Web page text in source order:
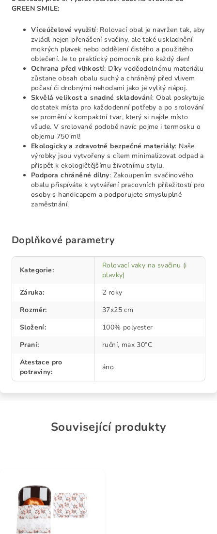
GREEN SMILE:
Víceúčelové využití: Rolovací obal je navržen tak, aby
zvládl nejen přenášení svačiny, ale také uskladnění
mokrých plavek nebo oddělení čistého a použitého
oblečení. Je to praktický pomocník pro každý den!
Ochrana před vlhkostí: Díky voděodolnému materiálu
zůstane obsah obalu suchý a chráněný před vlivem
počasí či drobnými nehodami jako je vylitý nápoj.
Skvělá velikost a snadné skladování: Obal poskytuje
dostatek místa pro každodenní potřeby a po srolování
se promění v kompaktní tvar, který si najde místo
všude. V srolované podobě navíc pojme i termosku o
objemu 750 ml!
Ekologicky a zdravotně bezpečné materiály: Naše
výrobky jsou vytvořeny s cílem minimalizovat odpad a
přispět k ekologičtějšímu životnímu stylu.
Podpora chráněné dílny: Zakoupením svačinového
obalu přispíváte k vytváření pracovních příležitostí pro
osoby s handicapem a podporujete smysluplné
zaměstnání.
Doplňkové parametry
Kategorie:
Rolovací vaky na svačinu (i
plavky)
Záruka:
2 roky
Rozměr:
37x25 cm
Složení:
100% polyester
Praní:
ruční, max 30°C
Atestace pro
potraviny:
áno
Související produkty